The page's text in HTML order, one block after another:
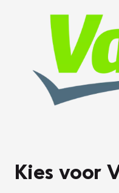
Kies voor